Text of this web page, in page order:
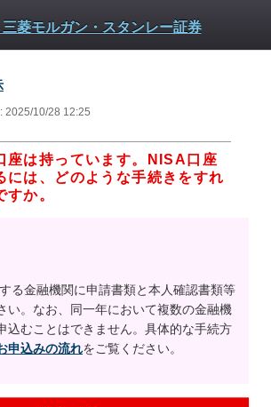
2025/10/28 12:25
座は持っています。NISA口座
には、どのような手続きをすれ
すか。
る金融機関に申請書類と本人確認書類等
い。なお、同一年において複数の金融機
込むことはできません。具体的な手続方
申込みの流れをご覧ください。